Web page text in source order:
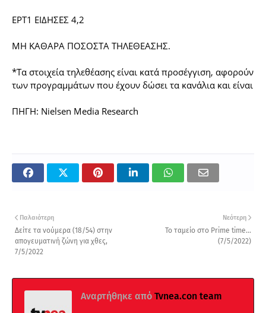
ΕΡΤ1 ΕΙΔΗΣΕΣ 4,2
ΜΗ ΚΑΘΑΡΑ ΠΟΣΟΣΤΑ ΤΗΛΕΘΕΑΣΗΣ.
*Τα στοιχεία τηλεθέασης είναι κατά προσέγγιση, αφορούν
των προγραμμάτων που έχουν δώσει τα κανάλια και είναι
ΠΗΓΗ: Nielsen Media Research
Νεότερη
Το ταμείο στο Prime time...
(7/5/2022)
Παλαιότερη
Δείτε τα νούμερα (18/54) στην
απογευματινή ζώνη για χθες,
7/5/2022
Αναρτήθηκε από Tvnea.con team